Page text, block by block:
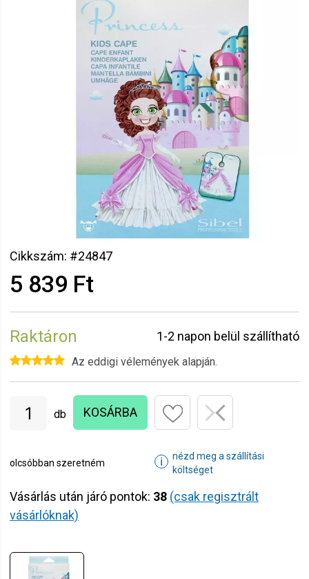
Cikkszám: #24847
5 839 Ft
Raktáron 1-2 napon belül szállítható
Az eddigi vélemények alapján.
db KOSÁRBA
olcsóbban szeretném ℹ
nézd meg a szállítási
költséget
Vásárlás után járó pontok: 38 (csak regisztrált
vásárlóknak)